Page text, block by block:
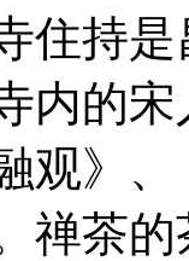
住持
内的
观》
禅茶